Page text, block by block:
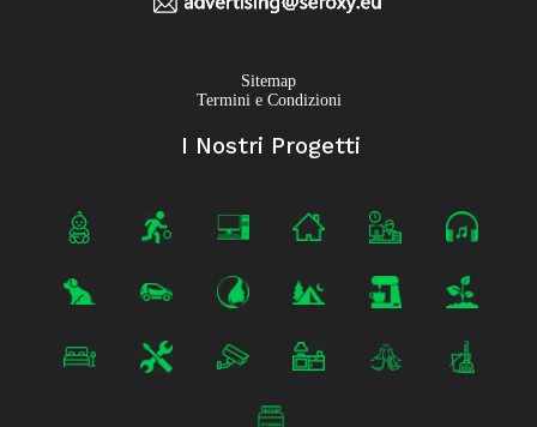
Sitemap
Termini e Condizioni
I Nostri Progetti